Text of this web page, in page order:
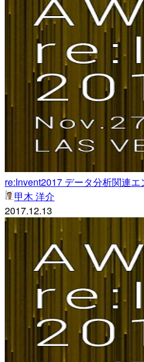
re:Invent2017 データ分析関連
甲木 洋介
2017.12.13